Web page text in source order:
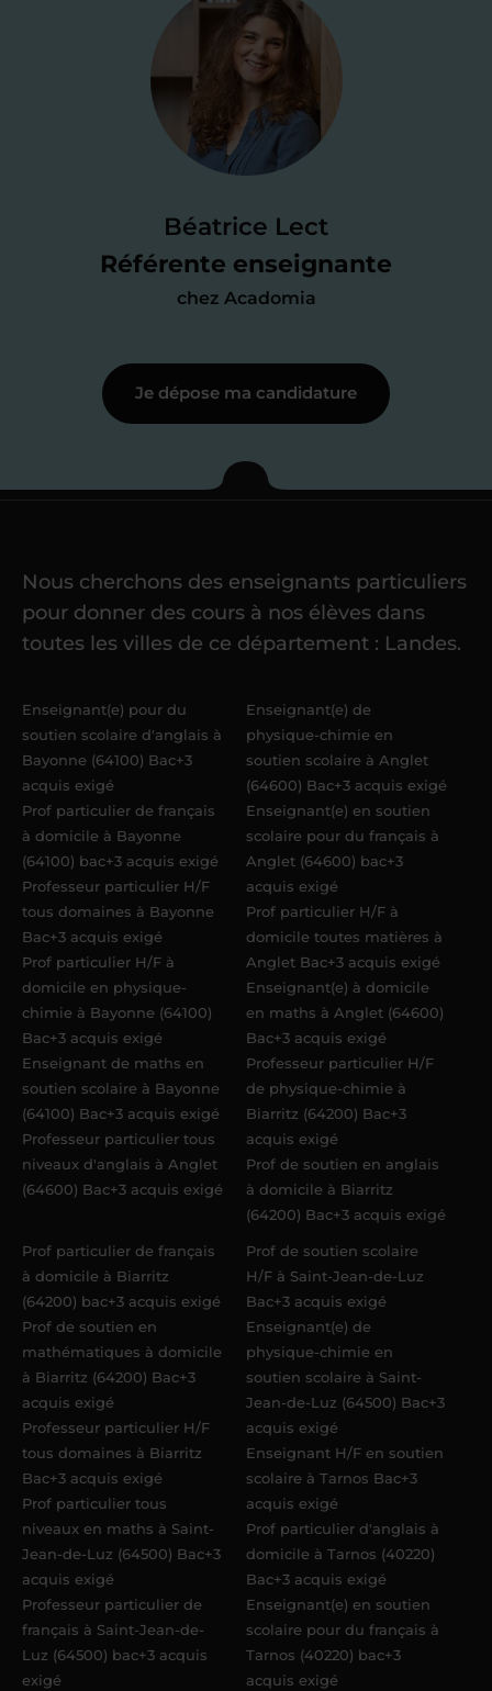
Béatrice Lect
Référente enseignante
chez Acadomia
Je valide ma
candidature
test de 15 minutes
des programmes scolaires(et pouvoir
me mettre à jour au besoin) et
j’échange en direct avec un chargé de
Étape 3
Je commence mes
Une fois ma candidature validée,mon
référent me confie mes premiers
élèvesdans un délai de6 jours
Acadomia.
Je dépose ma candidature
Nous cherchons des enseignants particuliers
pour donner des cours à nos élèves dans
toutes les villes de ce département : Landes.
Enseignant(e) pour du
soutien scolaire d'anglais à
Bayonne (64100) Bac+3
acquis exigé
Prof particulier de français
à domicile à Bayonne
(64100) bac+3 acquis exigé
Professeur particulier H/F
tous domaines à Bayonne
Bac+3 acquis exigé
Prof particulier H/F à
domicile en physique-
chimie à Bayonne (64100)
Bac+3 acquis exigé
Enseignant de maths en
soutien scolaire à Bayonne
(64100) Bac+3 acquis exigé
Professeur particulier tous
niveaux d'anglais à Anglet
(64600) Bac+3 acquis exigé
Enseignant(e) de
physique-chimie en
soutien scolaire à Anglet
(64600) Bac+3 acquis exigé
Enseignant(e) en soutien
scolaire pour du français à
Anglet (64600) bac+3
acquis exigé
Prof particulier H/F à
domicile toutes matières à
Anglet Bac+3 acquis exigé
Enseignant(e) à domicile
en maths à Anglet (64600)
Bac+3 acquis exigé
Professeur particulier H/F
de physique-chimie à
Biarritz (64200) Bac+3
acquis exigé
Prof de soutien en anglais
à domicile à Biarritz
(64200) Bac+3 acquis exigé
Prof particulier de français
à domicile à Biarritz
(64200) bac+3 acquis exigé
Prof de soutien en
mathématiques à domicile
à Biarritz (64200) Bac+3
acquis exigé
Professeur particulier H/F
tous domaines à Biarritz
Bac+3 acquis exigé
Prof particulier tous
niveaux en maths à Saint-
Jean-de-Luz (64500) Bac+3
acquis exigé
Professeur particulier de
français à Saint-Jean-de-
Luz (64500) bac+3 acquis
exigé
Prof de soutien scolaire
H/F à Saint-Jean-de-Luz
Bac+3 acquis exigé
Enseignant(e) de
physique-chimie en
soutien scolaire à Saint-
Jean-de-Luz (64500) Bac+3
acquis exigé
Enseignant H/F en soutien
scolaire à Tarnos Bac+3
acquis exigé
Prof particulier d'anglais à
domicile à Tarnos (40220)
Bac+3 acquis exigé
Enseignant(e) en soutien
scolaire pour du français à
Tarnos (40220) bac+3
acquis exigé